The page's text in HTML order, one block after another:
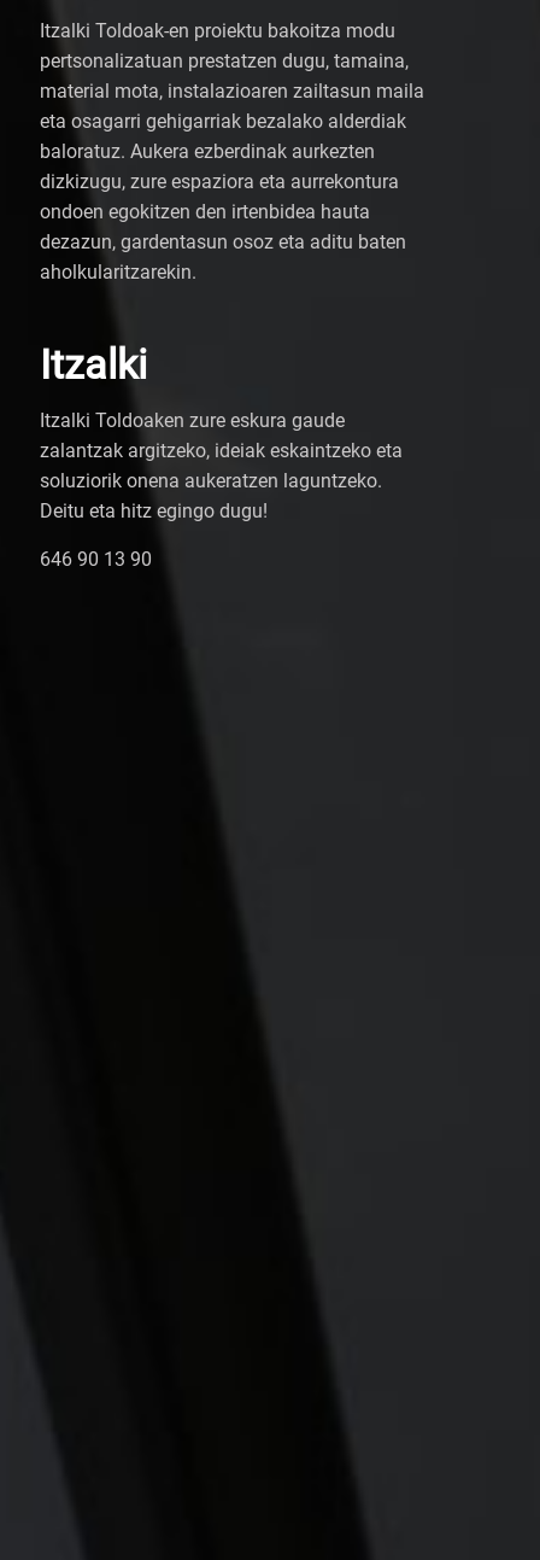
Itzalki Toldoak-en proiektu bakoitza modu
pertsonalizatuan prestatzen dugu, tamaina,
material mota, instalazioaren zailtasun maila
eta osagarri gehigarriak bezalako alderdiak
baloratuz. Aukera ezberdinak aurkezten
dizkizugu, zure espaziora eta aurrekontura
ondoen egokitzen den irtenbidea hauta
dezazun, gardentasun osoz eta aditu baten
aholkularitzarekin.
Itzalki
Itzalki Toldoaken zure eskura gaude
zalantzak argitzeko, ideiak eskaintzeko eta
soluziorik onena aukeratzen laguntzeko.
Deitu eta hitz egingo dugu!
646 90 13 90